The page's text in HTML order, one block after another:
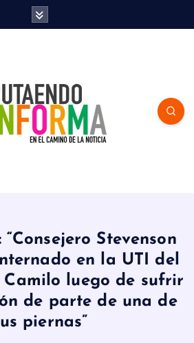
Stevenson
en la UTI del
Camilo luego de sufrir
de parte de una de
piernas”